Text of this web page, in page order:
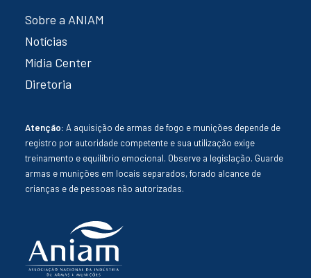
Sobre a ANIAM
Notícias
Mídia Center
Diretoria
Atenção: A aquisição de armas de fogo e munições depende de
registro por autoridade competente e sua utilização exige
treinamento e equilíbrio emocional. Observe a legislação. Guarde
armas e munições em locais separados, forado alcance de
crianças e de pessoas não autorizadas.